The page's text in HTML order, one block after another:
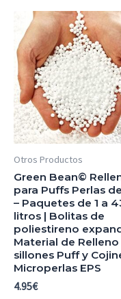
Otros Productos
Green Bean©
para Puffs Perlas
– Paquetes de 1 a
litros | Bolitas de
poliestireno
Material de Relleno
sillones Puff y
Microperlas EPS
4.95€